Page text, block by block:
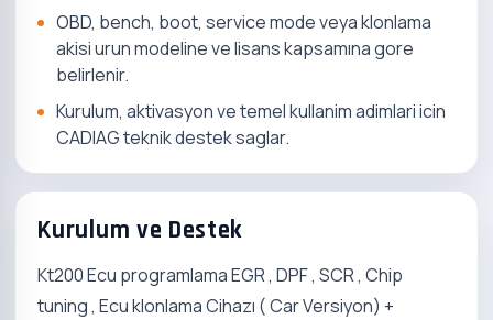
OBD, bench, boot, service mode veya klonlama
akisi urun modeline ve lisans kapsamına gore
belirlenir.
Kurulum, aktivasyon ve temel kullanim adimlari icin
CADIAG teknik destek saglar.
Kurulum ve Destek
Kt200 Ecu programlama EGR , DPF , SCR , Chip
tuning , Ecu klonlama Cihazı ( Car Versiyon) +